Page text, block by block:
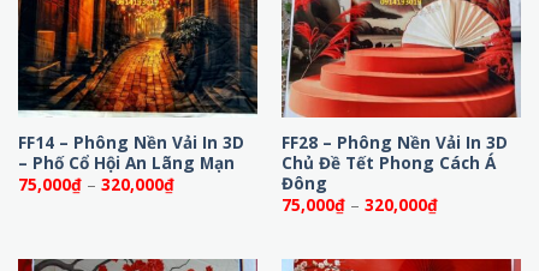
FF14 – Phông Nền Vải In 3D
– Phố Cổ Hội An Lãng Mạn
75,000₫ – 320,000₫Khoảng
giá:
320,000₫
FF28 – Phông Nền Vải In 3D
Chủ Đề Tết Phong Cách Á
Đông
75,000₫ – 320,000₫Khoảng
giá:
đến